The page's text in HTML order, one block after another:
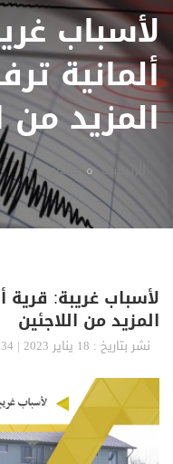
لأسباب
ألمانية
المزيد من
الرئيسية مجتمع
لأسباب غريبة:
المزيد من اللاجئين
نشر بتاريخ : 18 يناير 2023 | 14:34